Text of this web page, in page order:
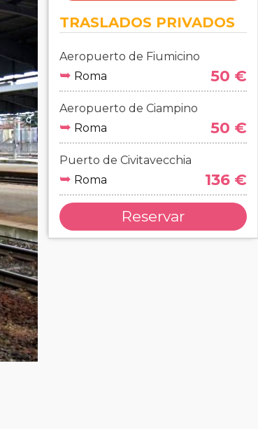
TRASLADOS PRIVADOS
Aeropuerto de Fiumicino
➥ Roma 50 €
Aeropuerto de Ciampino
➥ Roma 50 €
Puerto de Civitavecchia
➥ Roma 136 €
Reservar